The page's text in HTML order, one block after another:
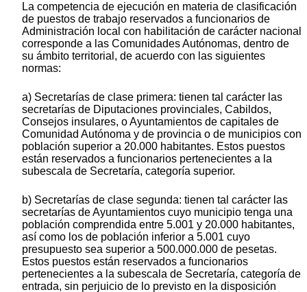
La competencia de ejecución en materia de clasificación
de puestos de trabajo reservados a funcionarios de
Administración local con habilitación de carácter nacional
corresponde a las Comunidades Autónomas, dentro de
su ámbito territorial, de acuerdo con las siguientes
normas:
a) Secretarías de clase primera: tienen tal carácter las
secretarías de Diputaciones provinciales, Cabildos,
Consejos insulares, o Ayuntamientos de capitales de
Comunidad Autónoma y de provincia o de municipios con
población superior a 20.000 habitantes. Estos puestos
están reservados a funcionarios pertenecientes a la
subescala de Secretaría, categoría superior.
b) Secretarías de clase segunda: tienen tal carácter las
secretarías de Ayuntamientos cuyo municipio tenga una
población comprendida entre 5.001 y 20.000 habitantes,
así como los de población inferior a 5.001 cuyo
presupuesto sea superior a 500.000.000 de pesetas.
Estos puestos están reservados a funcionarios
pertenecientes a la subescala de Secretaría, categoría de
entrada, sin perjuicio de lo previsto en la disposición